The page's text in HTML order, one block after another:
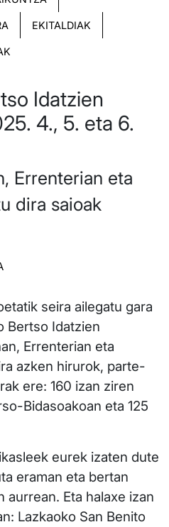
EKITALDIAK
Idatzien
4., 5. eta 6.
Errenterian eta
dira saioak
seira ailegatu gara
Bertso Idatzien
Errenterian eta
azken hirurok, parte-
ere: 160 izan ziren
Bidasoakoan eta 125
eurek izaten dute
eraman eta bertan
aurrean. Eta halaxe izan
Lazkaoko San Benito